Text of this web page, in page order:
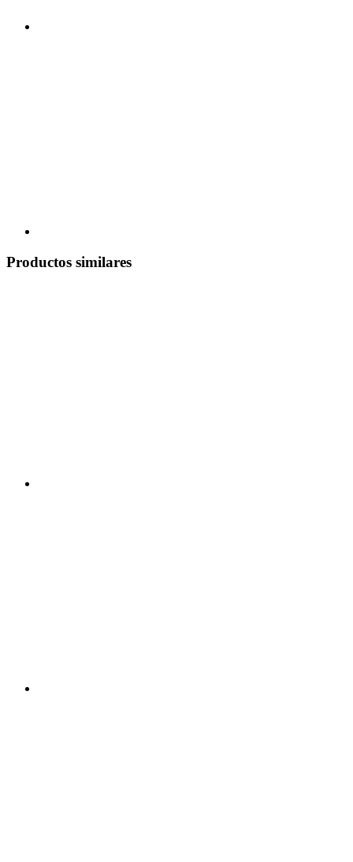
Productos similares